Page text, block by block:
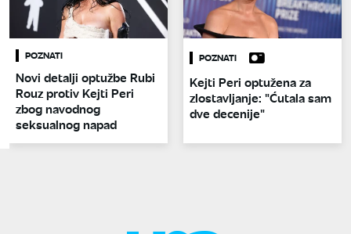
POZNATI
Novi detalji optužbe Rubi
Rouz protiv Kejti Peri
zbog navodnog
seksualnog napad
POZNATI
Kejti Peri optužena za
zlostavljanje: "Ćutala sam
dve decenije"